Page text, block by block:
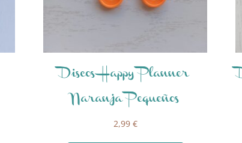
Discos Happy Planner
Naranja Pequeños
2,99 €